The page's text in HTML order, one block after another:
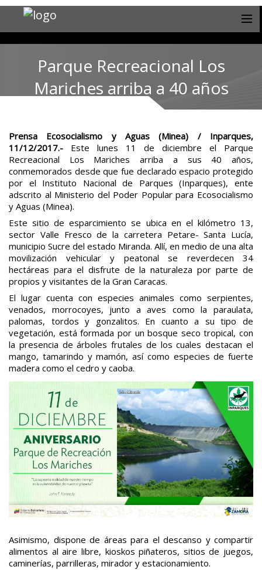
Parque Recreacional Los
Mariches arriba a 40 años
Prensa Ecosocialismo y Aguas (Minea) / Inparques,
11/12/2017.- Este lunes 11 de diciembre el Parque
Recreacional Los Mariches arriba a sus 40 años,
conmemorados desde que fue declarado espacio protegido
por el Instituto Nacional de Parques (Inparques), ente
adscrito al Ministerio del Poder Popular para Ecosocialismo
y Aguas (Minea).
Este sitio de esparcimiento se ubica en el kilómetro 13,
sector Valle Fresco de la carretera Petare- Santa Lucía,
municipio Sucre del estado Miranda. Allí, en medio de una alta
movilización vehicular y peatonal se reverdecen 34
hectáreas para el disfrute de la naturaleza por parte de
propios y visitantes de la Gran Caracas.
El lugar cuenta con especies animales como serpientes,
venados, morrocoyes, junto a aves como la paraulata,
palomas, tordos y gonzalitos. En cuanto a su tipo de
vegetación, está formada por un bosque seco tropical, con
la presencia de árboles frutales de los cuales destacan el
mango, tamarindo y mamón, así como especies de fuerte
madera como el cedro y caoba.
Asimismo, dispone de áreas para el descanso y compartir
alimentos al aire libre, kioskos piñateros, sitios de juegos,
caminerías, parrilleras, mirador y estacionamiento.